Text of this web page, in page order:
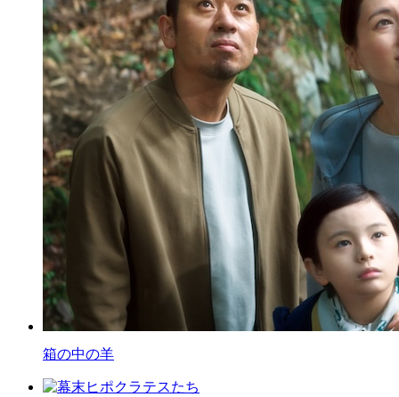
箱の中の羊